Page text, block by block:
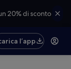
20% di sconto
l’app